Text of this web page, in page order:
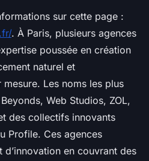
sur cette page :
. À Paris, plusieurs agences
poussée en création
naturel et
Les noms les plus
Web Studios, ZOL,
des collectifs innovants
Profile. Ces agences
en couvrant des